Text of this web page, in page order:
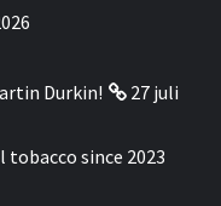
Durkin!
27 juli
since 2023